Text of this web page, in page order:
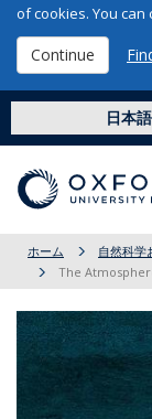
of cookies. You
Continue
日本語
ホーム 自然科学
The